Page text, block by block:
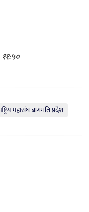
११:५०
महासंघ बागमति प्रदेश